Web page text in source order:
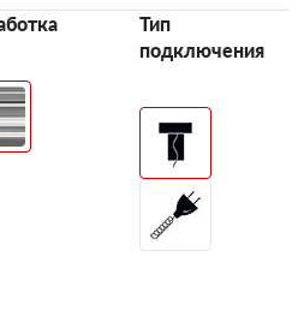
Тип
подключения